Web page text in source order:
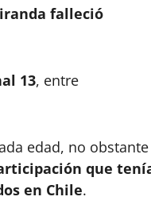
falleció
13, entre
edad, no obstante
que
en Chile.